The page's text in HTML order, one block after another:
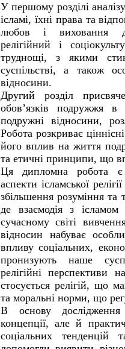
У першому розділі
ісламі, їхні права та
любов і виховання
релігійний і
труднощі, з якими
суспільстві, а також
відносини.
Другий розділ
обов’язків подружжя
подружні відносини,
Робота розкриває
його вплив на життя
та етичні принципи, що
Ця дипломна робота є
аспекти ісламської
збільшення розуміння та
де взаємодія з
сучасному світі
відносин набуває
впливу соціальних,
пронизують наше
релігійні перспективи
стосується релігій, що
та моральні норми, що
В основу
концепції, але й
соціальних тенденцій